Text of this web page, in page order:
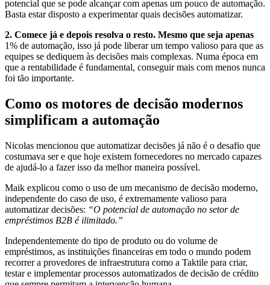
potencial que se pode alcançar com apenas um pouco de automação.
Basta estar disposto a experimentar quais decisões automatizar.
2. Comece já e depois resolva o resto. Mesmo que seja apenas
1% de automação, isso já pode liberar um tempo valioso para que as
equipes se dediquem às decisões mais complexas. Numa época em
que a rentabilidade é fundamental, conseguir mais com menos nunca
foi tão importante.
Como os motores de decisão modernos
simplificam a automação
Nicolas mencionou que automatizar decisões já não é o desafio que
costumava ser e que hoje existem fornecedores no mercado capazes
de ajudá-lo a fazer isso da melhor maneira possível.
Maik explicou como o uso de um mecanismo de decisão moderno,
independente do caso de uso, é extremamente valioso para
automatizar decisões: “O potencial de automação no setor de
empréstimos B2B é ilimitado.”
Independentemente do tipo de produto ou do volume de
empréstimos, as instituições financeiras em todo o mundo podem
recorrer a provedores de infraestrutura como a Taktile para criar,
testar e implementar processos automatizados de decisão de crédito